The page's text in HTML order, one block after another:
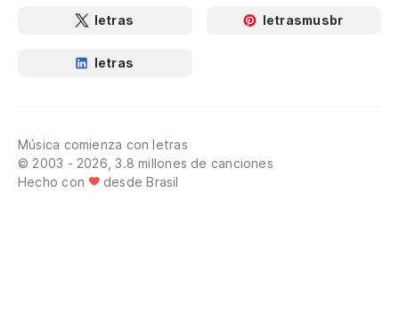
letras letrasmusbr
letras
Música comienza con letras
© 2003 - 2026, 3.8 millones de canciones
Hecho con
desde Brasil